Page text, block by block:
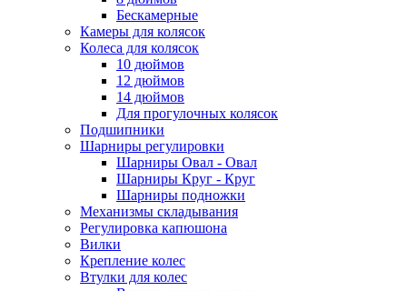
Бескамерные
Камеры для колясок
Колеса для колясок
10 дюймов
12 дюймов
14 дюймов
Для прогулочных колясок
Подшипники
Шарниры регулировки
Шарниры Овал - Овал
Шарниры Круг - Круг
Шарниры подножки
Механизмы складывания
Регулировка капюшона
Вилки
Крепление колес
Втулки для колес